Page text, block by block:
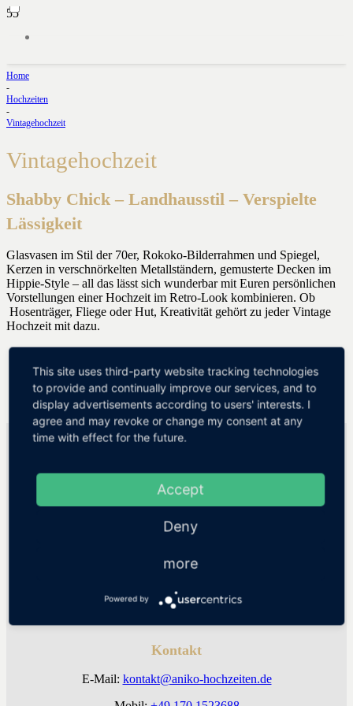
Home
-
Hochzeiten
-
Vintagehochzeit
Vintagehochzeit
Shabby Chick – Landhausstil – Verspielte
Lässigkeit
Glasvasen im Stil der 70er, Rokoko-Bilderrahmen und Spiegel,
Kerzen in verschnörkelten Metallständern, gemusterte Decken im
Hippie-Style – all das lässt sich wunderbar mit Euren persönlichen
Vorstellungen einer Hochzeit im Retro-Look kombinieren. Ob
Hosenträger, Fliege oder Hut, Kreativität gehört zu jeder Vintage
Hochzeit mit dazu.
WEITERE
WE LUV TO CELEBRATE GMBH
Hertelstraße 31 | 01307 Dresden
Facebook
Pinterest
WhatsApp
Kontakt
E-Mail: kontakt@aniko-hochzeiten.de
This site uses third-party website tracking technologies
to provide and continually improve our services, and to
display advertisements according to users' interests. I
agree and may revoke or change my consent at any
time with effect for the future.
Accept
Deny
more
Powered by